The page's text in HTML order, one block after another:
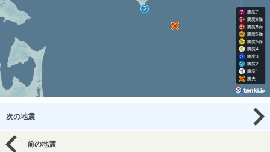
次の地震
前の地震